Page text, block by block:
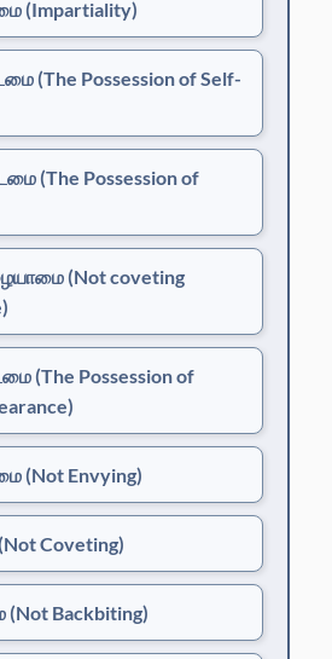
(Impartiality)
(The Possession of Self-
(The Possession of
(Not coveting
(The Possession of
(Not Envying)
(Not Coveting)
(Not Backbiting)